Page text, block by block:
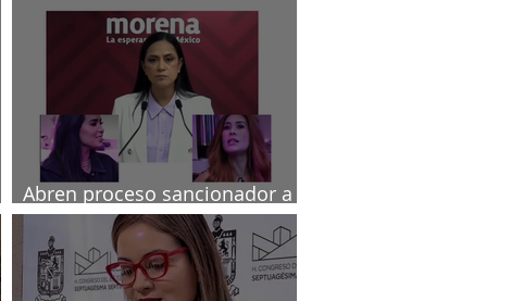
Abren proceso sancionador a
diputadas poblanas